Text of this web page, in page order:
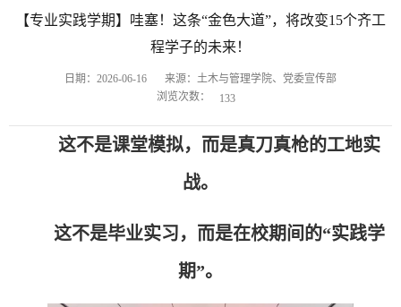
【专业实践学期】哇塞！这条“金色大道”，将改变15个齐工
程学子的未来！
日期：2026-06-16
来源：土木与管理学院、党委宣传部
浏览次数：
133
这不是课堂模拟，而是真刀真枪的工地实
战。
这不是毕业实习，而是在校期间的“实践学
期”。